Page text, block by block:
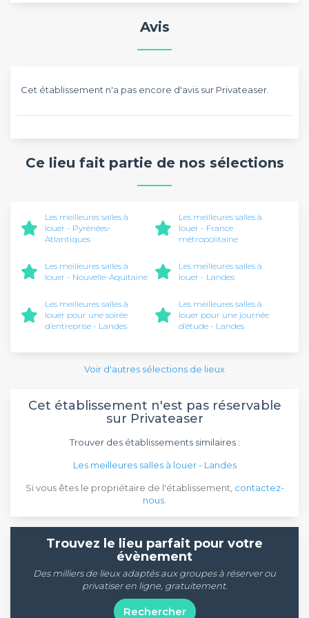
Avis
Cet établissement n'a pas encore d'avis sur Privateaser.
Ce lieu fait partie de nos sélections
Les meilleures salles à
louer - Pyrénées-
Atlantiques
Les meilleures salles à
louer - France
métropolitaine
Les meilleures salles à
louer - Nouvelle-Aquitaine
Les meilleures salles à
louer - Landes
Les meilleures salles à
louer pour une soirée
d’entreprise - Landes
Les meilleures salles à
louer pour une journée
d’étude - Landes
Voir d'autres sélections de lieux
Cet établissement n'est pas réservable
sur Privateaser
Trouver des établissements similaires :
Les meilleures salles à louer - Landes
Si vous êtes le propriétaire de l'établissement, contactez-
nous
Trouvez le lieu parfait pour votre
évènement
Des milliers de lieux adaptés aux groupes à réserver ou
privatiser en ligne, gratuitement.
Rechercher